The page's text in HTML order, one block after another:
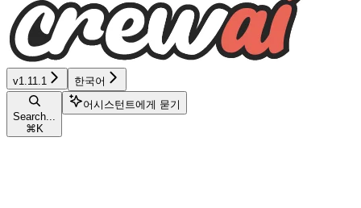
v1.11.1 한국어
Search...
⌘ K
어시스턴트에게 묻기